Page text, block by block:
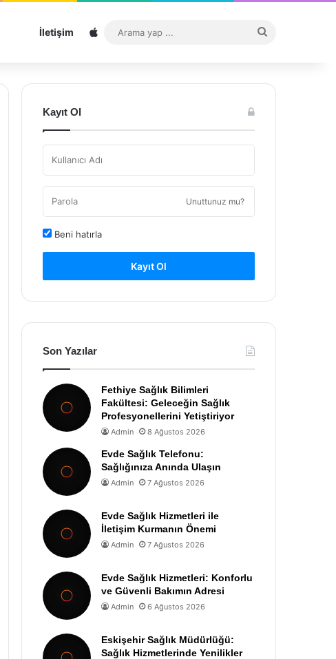
İletişim Sitemap
...
Kayıt Ol
Unuttunuz mu?
Beni hatırla
Kayıt Ol
Son Yazılar
Fethiye Sağlık Bilimleri
Fakültesi: Geleceğin Sağlık
Profesyonellerini Yetiştiriyor
Admin 8 Ağustos 2026
Evde Sağlık Telefonu:
Sağlığınıza Anında Ulaşın
Admin 7 Ağustos 2026
Evde Sağlık Hizmetleri ile
İletişim Kurmanın Önemi
Admin 7 Ağustos 2026
Evde Sağlık Hizmetleri: Konforlu
ve Güvenli Bakımın Adresi
Admin 6 Ağustos 2026
Eskişehir Sağlık Müdürlüğü:
Sağlık Hizmetlerinde Yenilikler